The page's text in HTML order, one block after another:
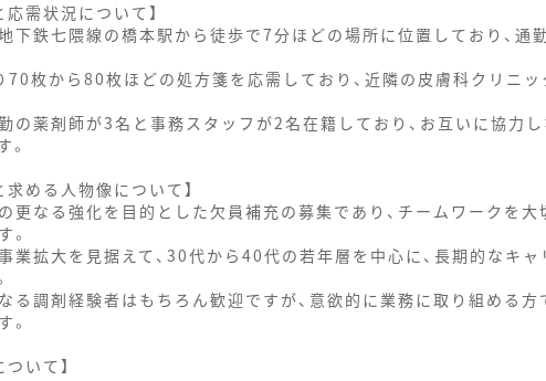
応需状況について】
下鉄七隈線の橋本駅から徒歩で7分ほどの場所に位置しており、通
枚から80枚ほどの処方箋を応需しており、近隣の皮膚科クリニッ
の薬剤師が3名と事務スタッフが2名在籍しており、お互いに協力
。
求める人物像について】
更なる強化を目的とした欠員補充の募集であり、チームワークを大
。
業拡大を見据えて、30代から40代の若年層を中心に、長期的なキ
る調剤経験者はもちろん歓迎ですが、意欲的に業務に取り組める方
。
いて】